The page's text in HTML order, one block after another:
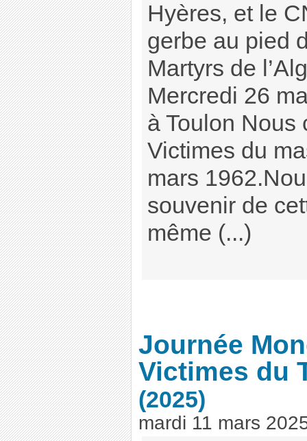
Hyères, et le
gerbe au pied
Martyrs de
Mercredi 26
à Toulon Nous
Victimes du
mars
souvenir de
même (...)
Journée
Victimes du
(2025)
mardi 11 mars